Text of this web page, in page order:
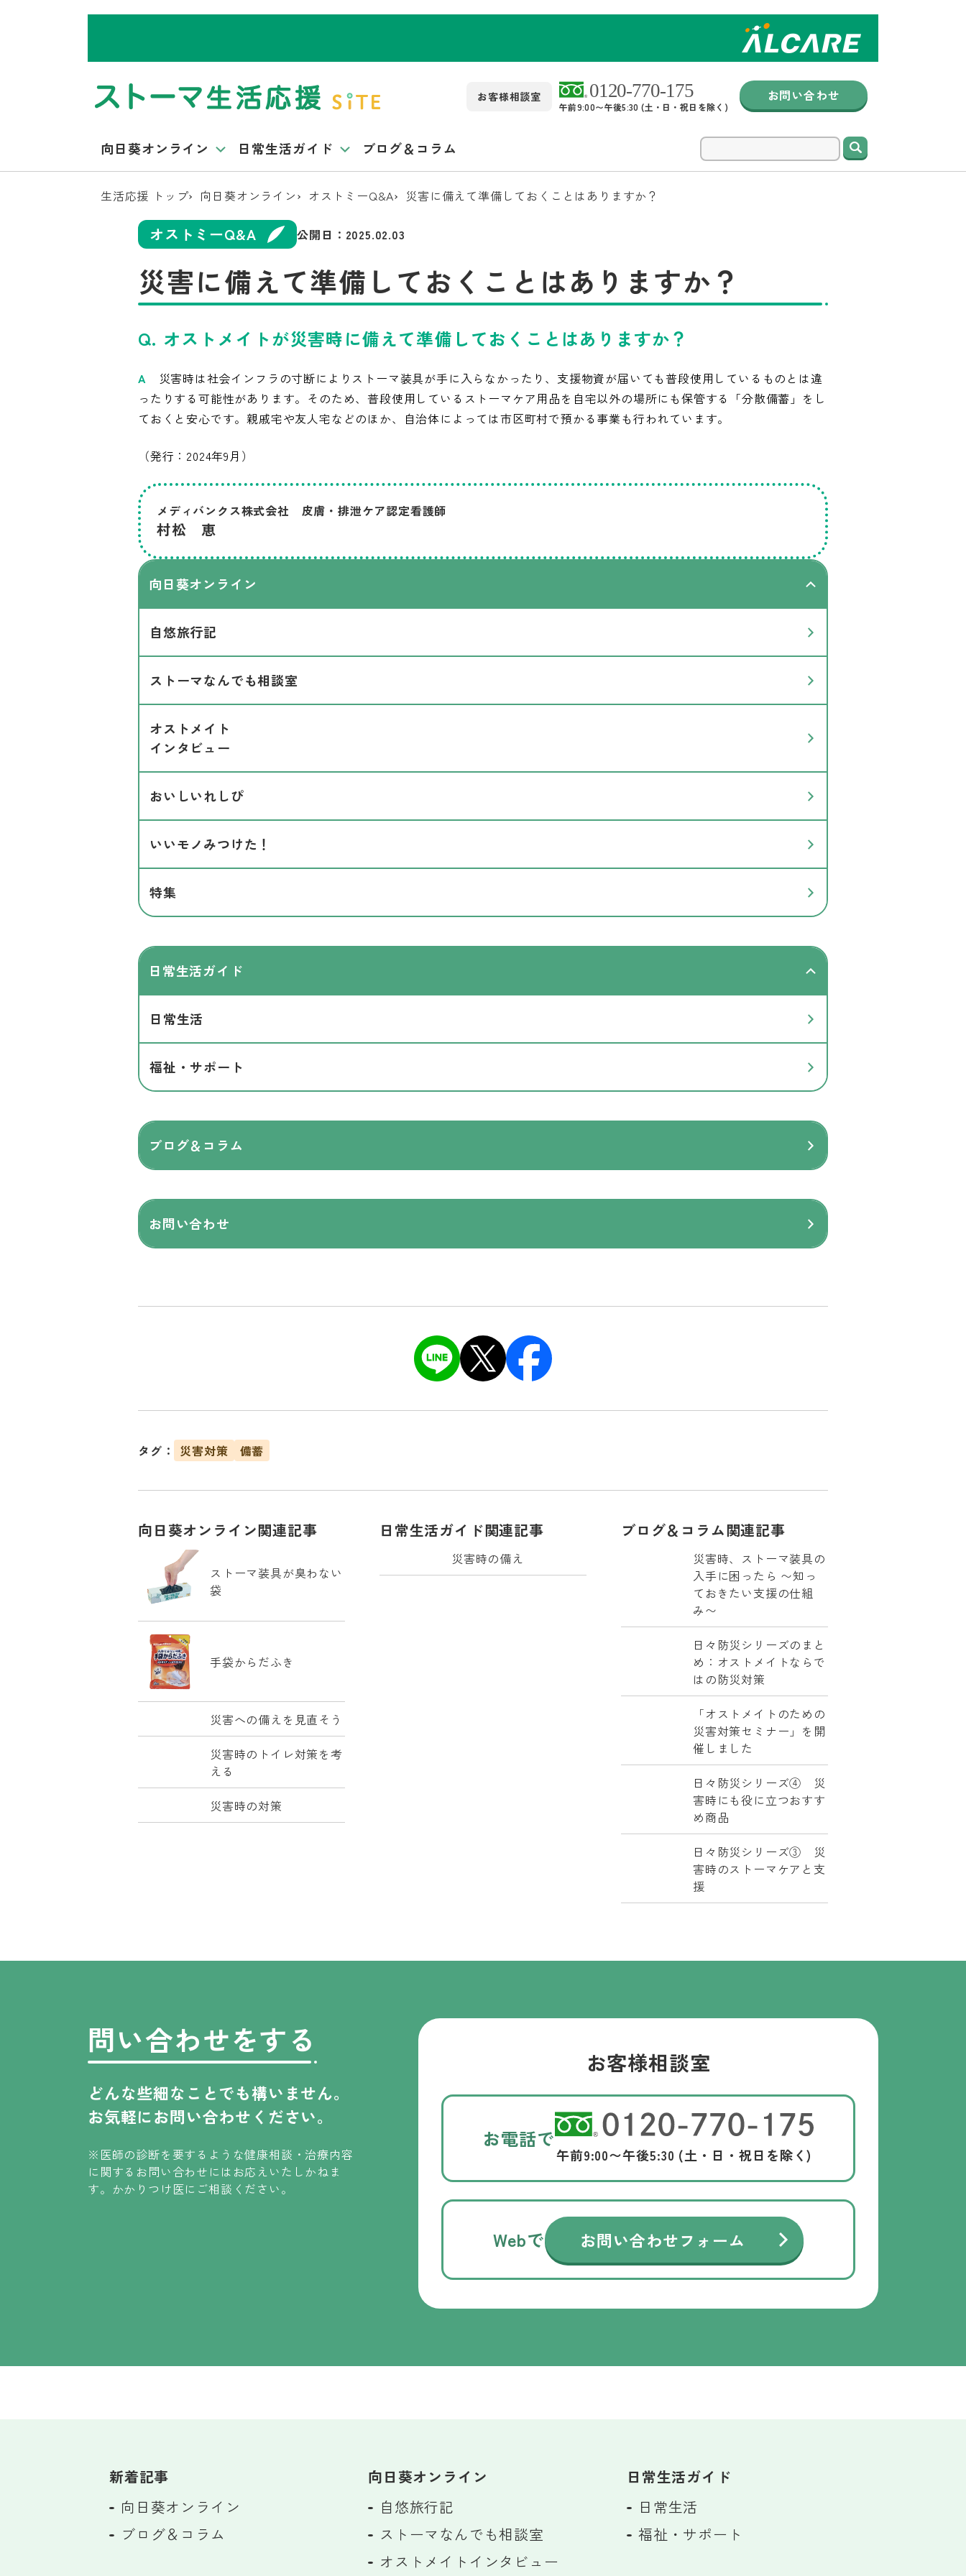
お客様相談室
午前9:00〜午後5:30 (土・日・祝日を除く)
お問い合わせ
向日葵オンライン 日常生活ガイド ブログ＆コラム
生活応援 トップ 向日葵オンライン オストミーQ&A 災害に備えて準備しておくことはありますか？
オストミーQ&A 公開日： 2025.02.03
災害に備えて準備しておくことはありますか？
Q. オストメイトが災害時に備えて準備しておくことはありますか？
A
災害時は社会インフラの寸断によりストーマ装具が手に入らなかったり、支援物資が届いても普段使用しているものとは違
ったりする可能性があります。そのため、普段使用しているストーマケア用品を自宅以外の場所にも保管する「分散備蓄」をし
ておくと安心です。親戚宅や友人宅などのほか、自治体によっては市区町村で預かる事業も行われています。
（発行：2024年9月）
メディバンクス株式会社 皮膚・排泄ケア認定看護師
村松 恵
向日葵オンライン
自悠旅行記
ストーマなんでも相談室
オストメイト
インタビュー
おいしいれしぴ
いいモノみつけた！
特集
日常生活ガイド
日常生活
福祉・サポート
ブログ＆コラム
お問い合わせ
タグ： 災害対策 備蓄
向日葵オンライン関連記事
ストーマ装具が臭わない
袋
手袋からだふき
災害への備えを見直そう
災害時のトイレ対策を考
える
災害時の対策
日常生活ガイド関連記事
災害時の備え
ブログ＆コラム関連記事
災害時、ストーマ装具の
入手に困ったら 〜知っ
ておきたい支援の仕組
み〜
日々防災シリーズのまと
め：オストメイトならで
はの防災対策
「オストメイトのための
災害対策セミナー」を開
催しました
日々防災シリーズ④ 災
害時にも役に立つおすす
め商品
日々防災シリーズ③ 災
害時のストーマケアと支
援
問い合わせをする
どんな些細なことでも構いません。
お気軽にお問い合わせください。
※医師の診断を要するような健康相談・治療内容
に関するお問い合わせには お応えいたしかねま
す。 かかりつけ医にご相談ください。
お客様相談室
お電話で
午前9:00〜午後5:30 (土・日・祝日を除く)
Webで お問い合わせフォーム
新着記事
向日葵オンライン
ブログ＆コラム
向日葵オンライン
自悠旅行記
ストーマなんでも相談室
オストメイトインタビュー
日常生活ガイド
日常生活
福祉・サポート